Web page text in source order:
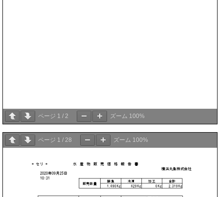
ページ 1 / 2 ズーム 100%
ページ 1 / 28 ズーム 100%